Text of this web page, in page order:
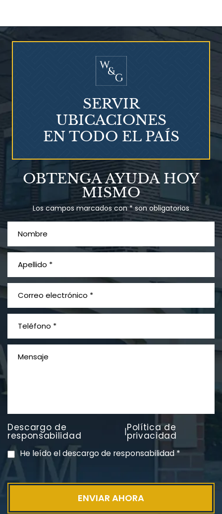
¿Quién corre el riesgo de
Talco en polvo
Ovary cancer
¿Qué es el mesotelioma?
PVC Cloruro de polivinilo
Exposición
OBTENGA AYUDA HOY
MISMO
Los campos marcados con * son obligatorios
Descargo de
responsabilidad |Política de
privacidad
He leído el descargo de responsabilidad*
SERVIR
UBICACIONES
EN TODO EL PAÍS